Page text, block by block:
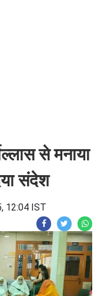
से मनाया
संदेश
12:04 IST